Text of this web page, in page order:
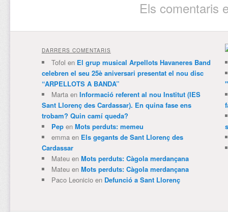
Els comentaris
DARRERS COMENTARIS
Tofol en El grup musical Arpellots Havaneres Band
celebren el seu 25è aniversari presentat el nou disc
“ARPELLOTS A BANDA”
Martaen Informació referent al nou Institut (IES
Sant Llorenç des Cardassar). En quina fase ens
trobam? Quin camí queda?
Pepen Mots perduts: memeu
emmaen Els gegants de Sant Llorenç des
Cardassar
Mateuen Mots perduts: Càgola merdançana
Mateuen Mots perduts: Càgola merdançana
Paco Leonicioen Defunció a Sant Llorenç